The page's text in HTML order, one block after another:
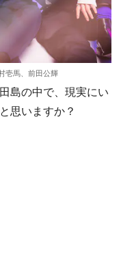
壱馬、前田公輝
島の中で、現実にい
思いますか？